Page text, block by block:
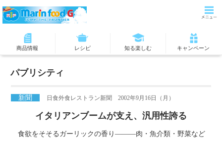
商品情報 レシピ 知る楽しむ キャンペーン
パブリシティ
新聞 日食外食レストラン新聞 2002年9月16日（月）
イタリアンブームが支え、汎用性誇る
食欲をそそるガーリックの香り―――肉・魚介類・野菜など